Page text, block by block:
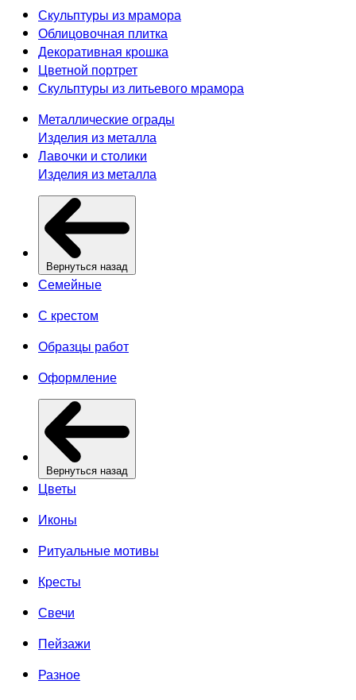
Скульптуры из мрамора
Облицовочная плитка
Декоративная крошка
Цветной портрет
Скульптуры из литьевого мрамора
Металлические ограды
Изделия из металла
Лавочки и столики
Изделия из металла
Вернуться назад
Семейные
С крестом
Образцы работ
Оформление
Вернуться назад
Цветы
Иконы
Ритуальные мотивы
Кресты
Свечи
Пейзажи
Разное